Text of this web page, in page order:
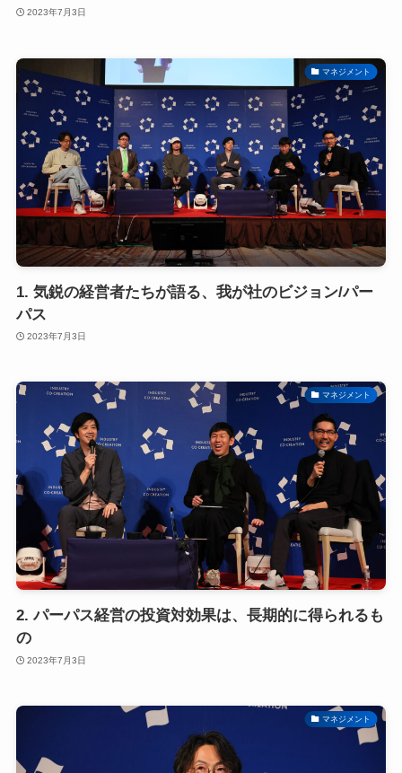
2023年7月3日
マネジメント
1. 気鋭の経営者たちが語る、我が社のビジョン/パー
パス
2023年7月3日
マネジメント
2. パーパス経営の投資対効果は、長期的に得られるも
の
2023年7月3日
マネジメント